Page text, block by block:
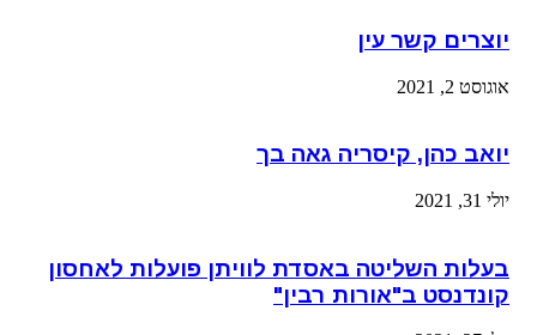
יוצרים קשר עין
אוגוסט 2, 2021
יואב כהן, קיסריה גאה בך
יולי 31, 2021
בעלות השליטה באסדת לוויתן פועלות לאחסון
קונדנסט ב"אורות רבין"